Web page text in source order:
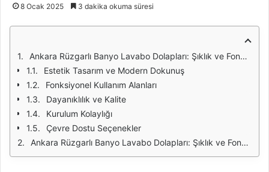
8 Ocak 2025 3 dakika okuma süresi
Ankara Rüzgarlı Banyo Lavabo Dolapları: Şıklık ve Fonksiyonellik
Estetik Tasarım ve Modern Dokunuş
Fonksiyonel Kullanım Alanları
Dayanıklılık ve Kalite
Kurulum Kolaylığı
Çevre Dostu Seçenekler
Ankara Rüzgarlı Banyo Lavabo Dolapları: Şıklık ve Fonksiyonellik